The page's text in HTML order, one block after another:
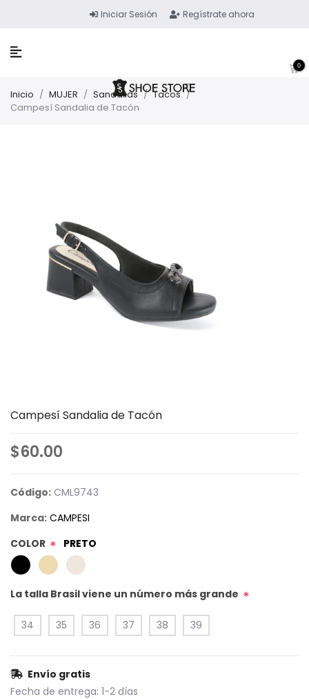
Iniciar Sesión Regístrate ahora
0
Inicio / MUJER / Sandalias / Tacos /
Campesí Sandalia de Tacón
Campesí Sandalia de Tacón
$60.00
Código: CML9743
Marca: CAMPESI
COLOR * PRETO
La talla Brasil viene un número más grande *
34 35 36 37 38 39
Envío gratis
Fecha de entrega: 1-2 días